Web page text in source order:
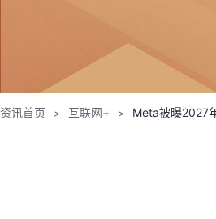
资讯首页 > 互联网+ > Meta被曝2027